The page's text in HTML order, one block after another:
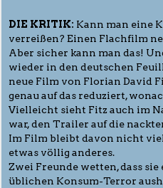
DIE KRITIK: Kann man eine
verreißen? Einen Flachfilm
Aber sicher kann man das!
wieder in den deutschen
neue Film von Florian David
genau auf das reduziert,
Vielleicht sieht Fitz auch im
war, den Trailer auf die
Im Film bleibt davon nicht
etwas völlig anderes.
Zwei Freunde wetten, dass sie
üblichen Konsum-Terror